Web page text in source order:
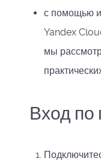
с помощью
Yandex
мы
Вход по